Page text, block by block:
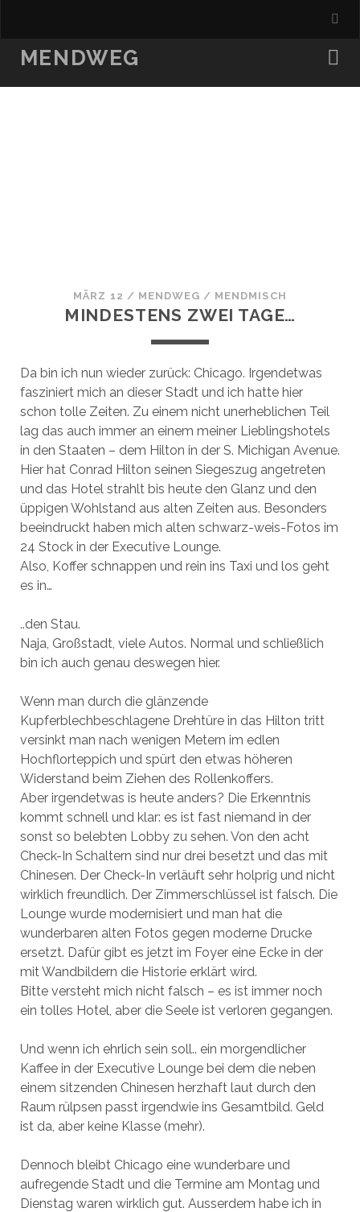
MENDWEG
MÄRZ 12 / MENDWEG / MENDMISCH
MINDESTENS ZWEI TAGE…
Da bin ich nun wieder zurück: Chicago. Irgendetwas
fasziniert mich an dieser Stadt und ich hatte hier
schon tolle Zeiten. Zu einem nicht unerheblichen Teil
lag das auch immer an einem meiner Lieblingshotels
in den Staaten – dem Hilton in der S. Michigan Avenue.
Hier hat Conrad Hilton seinen Siegeszug angetreten
und das Hotel strahlt bis heute den Glanz und den
üppigen Wohlstand aus alten Zeiten aus. Besonders
beeindruckt haben mich alten schwarz-weis-Fotos im
24 Stock in der Executive Lounge.
Also, Koffer schnappen und rein ins Taxi und los geht
es in…
..den Stau.
Naja, Großstadt, viele Autos. Normal und schließlich
bin ich auch genau deswegen hier.
Wenn man durch die glänzende
Kupferblechbeschlagene Drehtüre in das Hilton tritt
versinkt man nach wenigen Metern im edlen
Hochflorteppich und spürt den etwas höheren
Widerstand beim Ziehen des Rollenkoffers.
Aber irgendetwas is heute anders? Die Erkenntnis
kommt schnell und klar: es ist fast niemand in der
sonst so belebten Lobby zu sehen. Von den acht
Check-In Schaltern sind nur drei besetzt und das mit
Chinesen. Der Check-In verläuft sehr holprig und nicht
wirklich freundlich. Der Zimmerschlüssel ist falsch. Die
Lounge wurde modernisiert und man hat die
wunderbaren alten Fotos gegen moderne Drucke
ersetzt. Dafür gibt es jetzt im Foyer eine Ecke in der
mit Wandbildern die Historie erklärt wird.
Bitte versteht mich nicht falsch – es ist immer noch
ein tolles Hotel, aber die Seele ist verloren gegangen.
Und wenn ich ehrlich sein soll.. ein morgendlicher
Kaffee in der Executive Lounge bei dem die neben
einem sitzenden Chinesen herzhaft laut durch den
Raum rülpsen passt irgendwie ins Gesamtbild. Geld
ist da, aber keine Klasse (mehr).
Dennoch bleibt Chicago eine wunderbare und
aufregende Stadt und die Termine am Montag und
Dienstag waren wirklich gut. Ausserdem habe ich in